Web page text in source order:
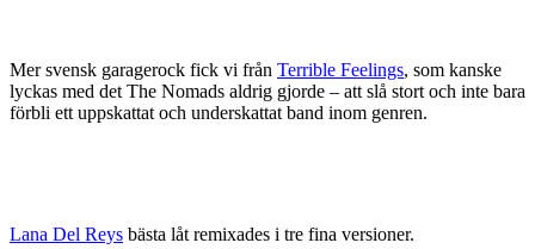
Mer svensk garagerock fick vi från Terrible Feelings, som kanske
lyckas med det The Nomads aldrig gjorde – att slå stort och inte bara
förbli ett uppskattat och underskattat band inom genren.
Lana Del Reys bästa låt remixades i tre fina versioner.